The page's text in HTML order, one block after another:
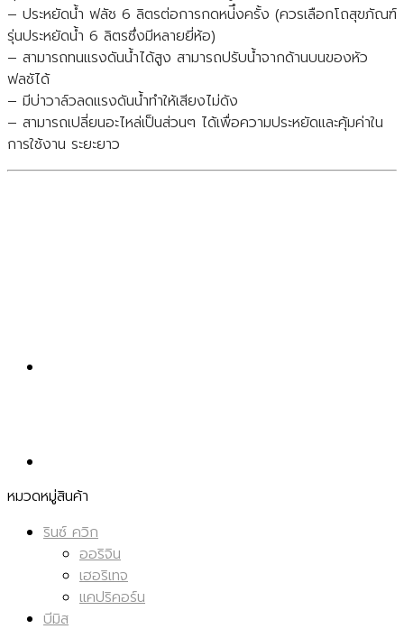
อุปกรณ์ป้องกันน้ำเสียไหลย้อนกลับไปสู่ระบบน้ำดี
– ประหยัดน้ำ ฟลัช 6 ลิตรต่อการกดหน่ึงครั้ง (ควรเลือกโถสุขภัณฑ์
รุ่นประหยัดน้ำ 6 ลิตรซึ่งมีหลายยี่ห้อ)
– สามารถทนแรงดันน้ำได้สูง สามารถปรับน้ำจากด้านบนของหัว
ฟลชัได้
– มีบ่าวาล์วลดแรงดันน้ำทำให้เสียงไม่ดัง
– สามารถเปลี่ยนอะไหล่เป็นส่วนๆ ได้เพื่อความประหยัดและคุ้มค่าใน
การใช้งาน ระยะยาว
รินซ์ ควิก
ออริจิน
เฮอริเทจ